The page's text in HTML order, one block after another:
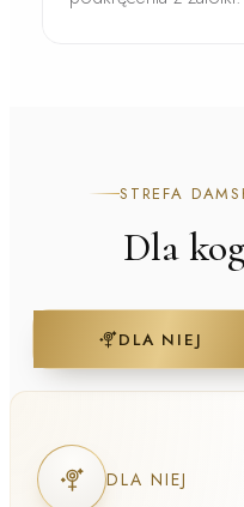
STREFA
Dla
DLA NIEJ
DLA NIEJ